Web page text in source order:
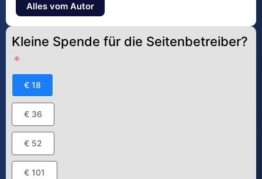
Alles vom Autor
Kleine Spende für die Seitenbetreiber?
€ 18
€ 36
€ 52
€ 101